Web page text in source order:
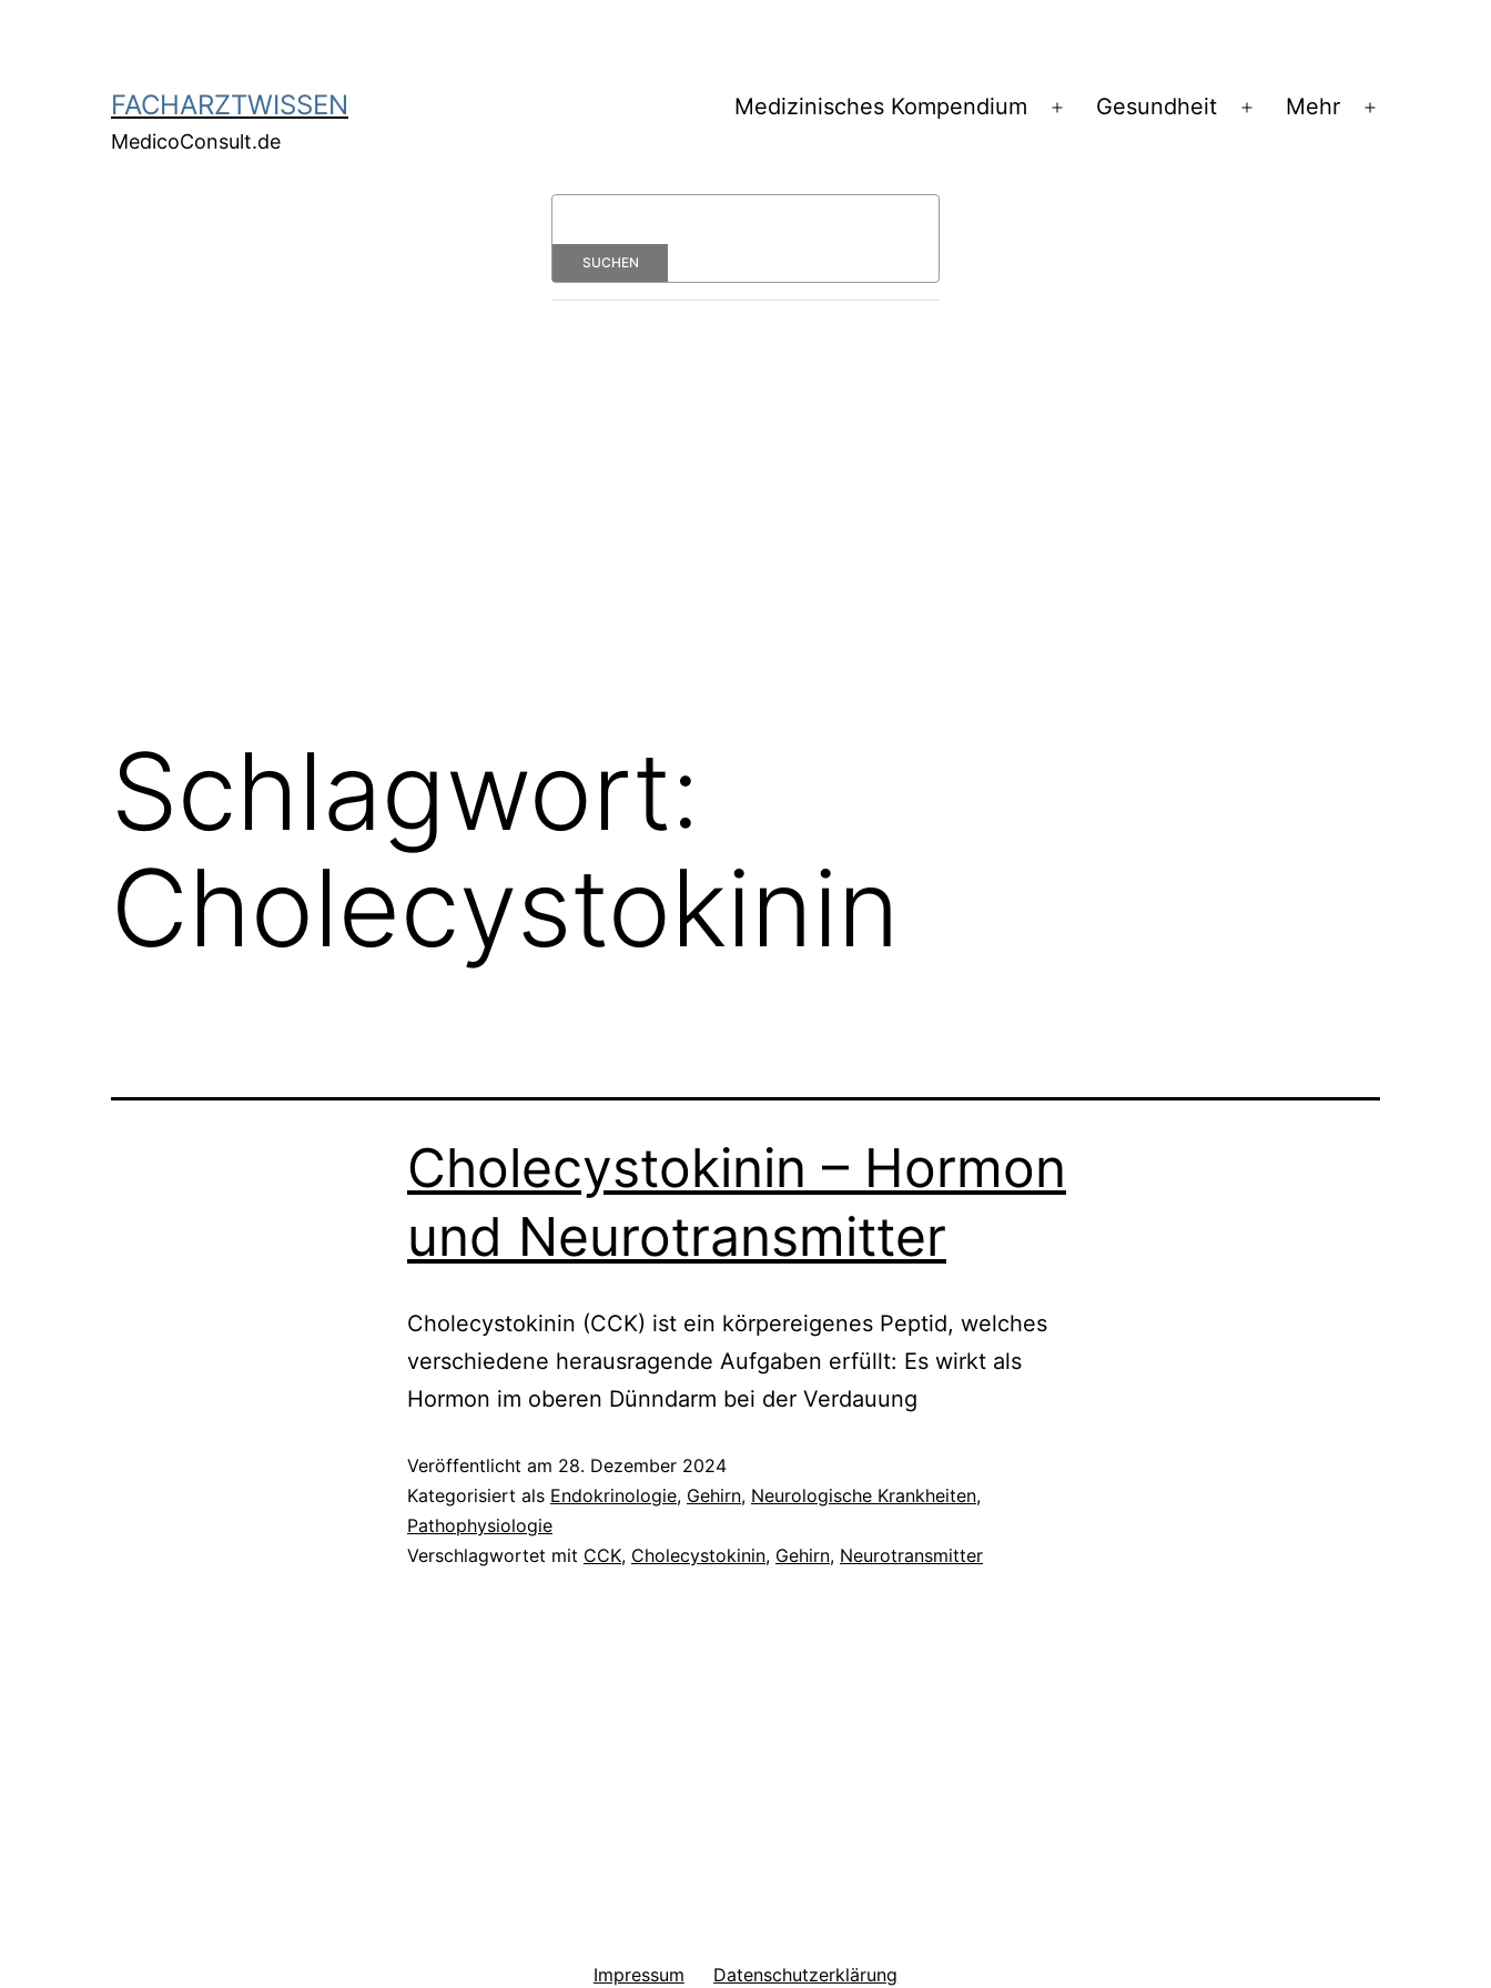
FACHARZTWISSEN
MedicoConsult.de
Medizinisches Kompendium
Menü
Gesundheit
Menü
Mehr
Schlagwort:
Cholecystokinin
Cholecystokinin – Hormon
und Neurotransmitter
Cholecystokinin (CCK) ist ein körpereigenes Peptid, welches
verschiedene herausragende Aufgaben erfüllt: Es wirkt als
Hormon im oberen Dünndarm bei der Verdauung
Veröffentlicht am 28. Dezember 2024
Kategorisiert als Endokrinologie, Gehirn, Neurologische Krankheiten,
Pathophysiologie
Verschlagwortet mit CCK, Cholecystokinin, Gehirn, Neurotransmitter
Impressum Datenschutzerklärung